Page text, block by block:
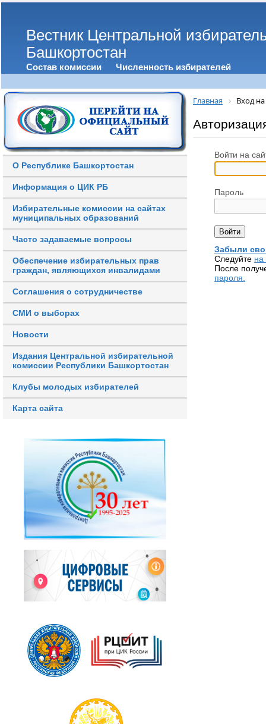
Вестник Центральной
Башкортостан
Состав комиссии Численность избирателей
О Республике Башкортостан
Информация о ЦИК РБ
Избирательные комиссии на сайтах
муниципальных образований
Часто задаваемые вопросы
Обеспечение избирательных прав
граждан, являющихся инвалидами
Соглашения о сотрудничестве
СМИ о выборах
Новости
Издания Центральной избирательной
комиссии Республики Башкортостан
Клубы молодых избирателей
Карта сайта
Главная Вход на
Войти на
Пароль
Забыли
Следуйте на
После
пароля.